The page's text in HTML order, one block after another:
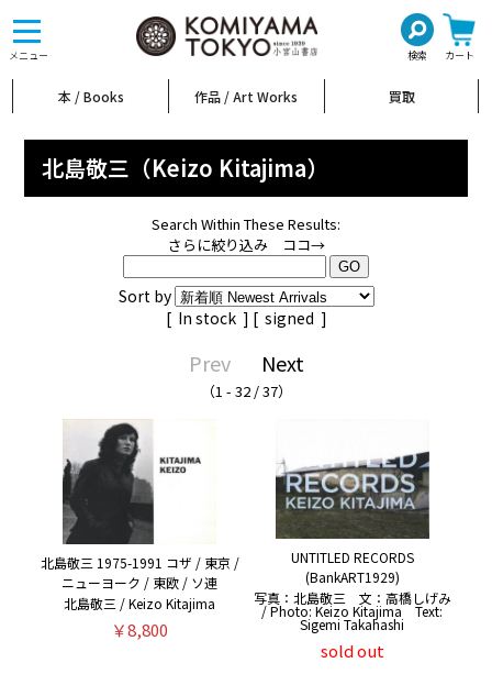
メニュー 検索 カート
toggle
navigation
本 / Books 作品 / Art Works 買取
北島敬三（Keizo Kitajima）
Search Within These Results:
さらに絞り込み ココ→
Sort by
[ In stock ] [ signed ]
Prev Next
（1 - 32 / 37）
北島敬三 1975-1991 コザ / 東京 /
ニューヨーク / 東欧 / ソ連
北島敬三 / Keizo Kitajima
￥8,800
UNTITLED RECORDS
(BankART1929)
写真：北島敬三 文：高橋しげみ
/ Photo: Keizo Kitajima Text:
Sigemi Takahashi
sold out